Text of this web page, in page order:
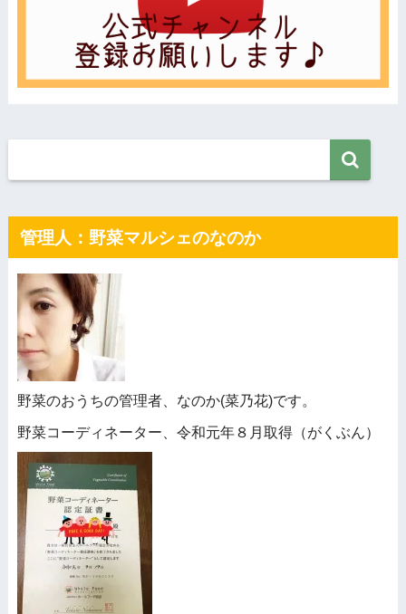
管理人：野菜マルシェのなのか
野菜のおうちの管理者、なのか(菜乃花)です。
野菜コーディネーター、令和元年８月取得（がくぶん）